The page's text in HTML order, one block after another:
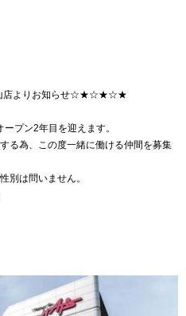
よりお知らせ☆★☆★☆★
プン2年目を迎えます。
る為、この度一緒に働ける仲間を募集
別は問いません。